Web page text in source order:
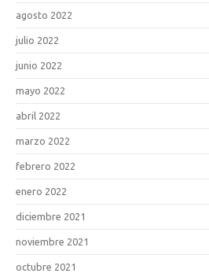
agosto 2022
julio 2022
junio 2022
mayo 2022
abril 2022
marzo 2022
febrero 2022
enero 2022
diciembre 2021
noviembre 2021
octubre 2021